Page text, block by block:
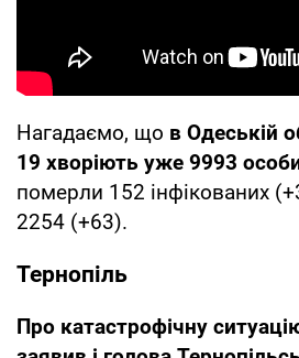
Нагадаємо, що в Одеській
19 хворіють уже 9993
померли 152 інфікованих
2254 (+63).
Тернопіль
Про катастрофічну